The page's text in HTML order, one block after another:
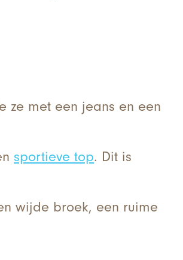
ze met een jeans en een
sportieve top. Dit is
wijde broek, een ruime